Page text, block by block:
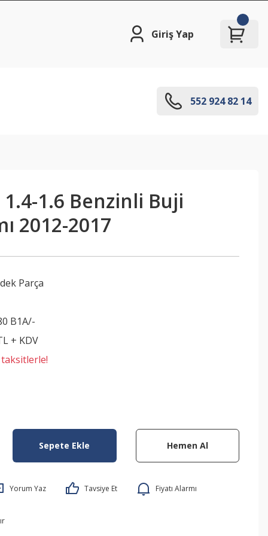
Giriş Yap
552 924 82 14
1.6 Benzinli Buji
2012-2017
Parça
B1A/-
+ KDV
Sepete Ekle Hemen Al
Yorum Yaz Tavsiye Et Fiyatı Alarmı